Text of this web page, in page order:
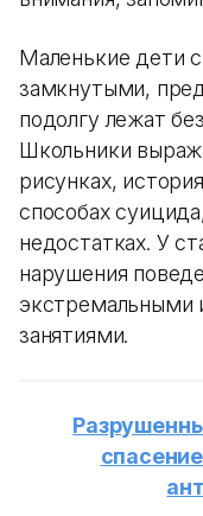
Маленькие дети
замкнутыми,
подолгу лежат
Школьники
рисунках,
способах
недостатках. У
нарушения
экстремальными
занятиями.